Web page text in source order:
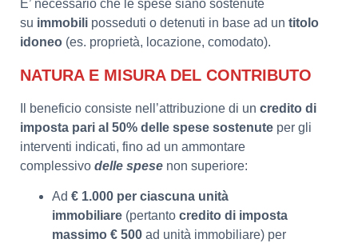
E’ necessario che le spese siano sostenute
su immobili posseduti o detenuti in base ad un titolo
idoneo (es. proprietà, locazione, comodato).
NATURA E MISURA DEL CONTRIBUTO
Il beneficio consiste nell’attribuzione di un credito di
imposta pari al 50% delle spese sostenute per gli
interventi indicati, fino ad un ammontare
complessivo delle spese non superiore:
Ad € 1.000 per ciascuna unità
immobiliare (pertanto credito di imposta
massimo € 500 ad unità immobiliare) per